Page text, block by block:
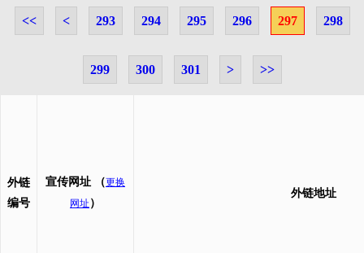
<< < 293 294 295 296 297 298
299 300 301 > >>
外链
编号
宣传网址 （更换
网址 ）
外链地址